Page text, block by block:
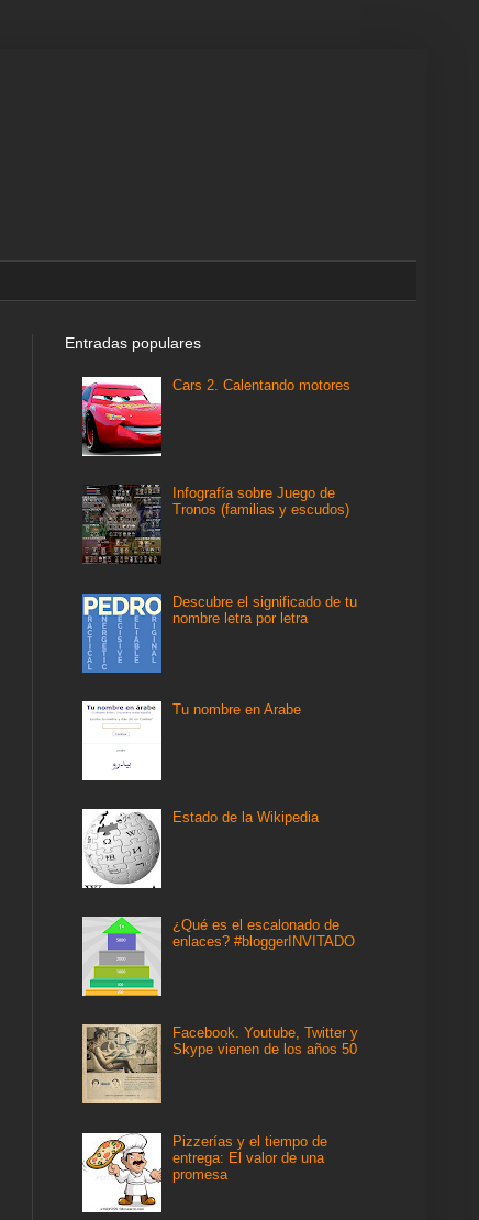
Entradas populares
Cars 2. Calentando motores
Infografía sobre Juego de
Tronos (familias y escudos)
Descubre el significado de tu
nombre letra por letra
Tu nombre en Arabe
Estado de la Wikipedia
¿Qué es el escalonado de
enlaces? #bloggerINVITADO
Facebook. Youtube, Twitter y
Skype vienen de los años 50
Pizzerías y el tiempo de
entrega: El valor de una
promesa